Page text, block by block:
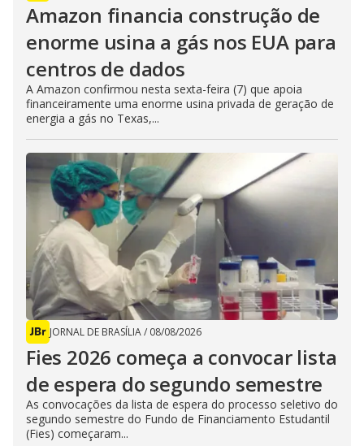
Amazon financia construção de
enorme usina a gás nos EUA para
centros de dados
A Amazon confirmou nesta sexta-feira (7) que apoia
financeiramente uma enorme usina privada de geração de
energia a gás no Texas,...
JORNAL DE BRASÍLIA/ 08/08/2026
Fies 2026 começa a convocar lista
de espera do segundo semestre
As convocações da lista de espera do processo seletivo do
segundo semestre do Fundo de Financiamento Estudantil
(Fies) começaram...